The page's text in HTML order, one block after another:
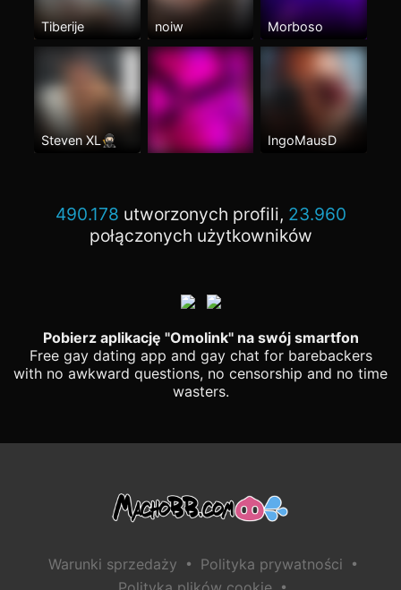
Tiberije noiw Morboso
Steven XL🥷🏻 IngoMausD
490.178 utworzonych profili, 23.960
połączonych użytkowników
Pobierz aplikację "Omolink" na swój smartfon
Free gay dating app and gay chat for barebackers
with no awkward questions, no censorship and no time
wasters.
Warunki sprzedaży • Polityka prywatności •
•